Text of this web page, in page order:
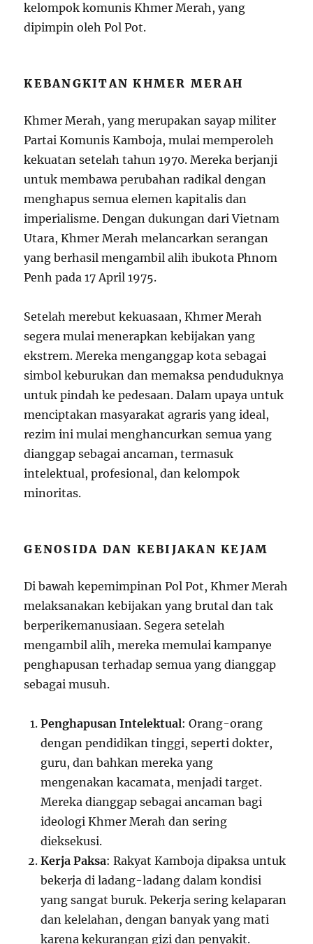
kelompok komunis Khmer Merah, yang
dipimpin oleh Pol Pot.
KEBANGKITAN KHMER MERAH
Khmer Merah, yang merupakan sayap militer
Partai Komunis Kamboja, mulai memperoleh
kekuatan setelah tahun 1970. Mereka berjanji
untuk membawa perubahan radikal dengan
menghapus semua elemen kapitalis dan
imperialisme. Dengan dukungan dari Vietnam
Utara, Khmer Merah melancarkan serangan
yang berhasil mengambil alih ibukota Phnom
Penh pada 17 April 1975.
Setelah merebut kekuasaan, Khmer Merah
segera mulai menerapkan kebijakan yang
ekstrem. Mereka menganggap kota sebagai
simbol keburukan dan memaksa penduduknya
untuk pindah ke pedesaan. Dalam upaya untuk
menciptakan masyarakat agraris yang ideal,
rezim ini mulai menghancurkan semua yang
dianggap sebagai ancaman, termasuk
intelektual, profesional, dan kelompok
minoritas.
GENOSIDA DAN KEBIJAKAN KEJAM
Di bawah kepemimpinan Pol Pot, Khmer Merah
melaksanakan kebijakan yang brutal dan tak
berperikemanusiaan. Segera setelah
mengambil alih, mereka memulai kampanye
penghapusan terhadap semua yang dianggap
sebagai musuh.
Penghapusan Intelektual: Orang-orang
dengan pendidikan tinggi, seperti dokter,
guru, dan bahkan mereka yang
mengenakan kacamata, menjadi target.
Mereka dianggap sebagai ancaman bagi
ideologi Khmer Merah dan sering
dieksekusi.
Kerja Paksa: Rakyat Kamboja dipaksa untuk
bekerja di ladang-ladang dalam kondisi
yang sangat buruk. Pekerja sering kelaparan
dan kelelahan, dengan banyak yang mati
karena kekurangan gizi dan penyakit.